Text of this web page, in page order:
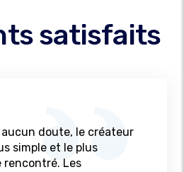
satisfaits
aucun doute, le créateur
simple et le plus
rencontré. Les